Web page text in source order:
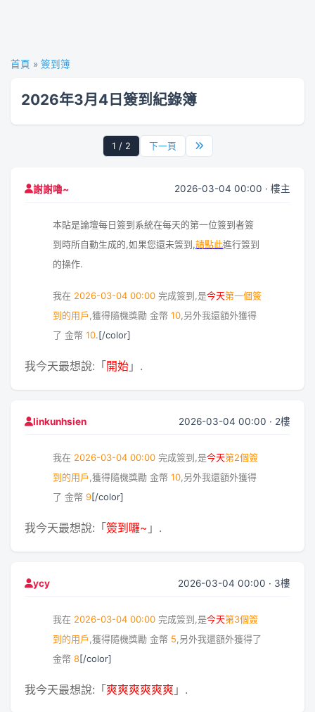
首頁 » 簽到簿
2026年3月4日簽到紀錄簿
1 / 2 下一頁
謝謝嚕~ 2026-03-04 00:00 · 樓主
本貼是論壇每日簽到系統在每天的第一位簽到者簽
到時所自動生成的,如果您還未簽到,請點此進行簽到
的操作.
我在 2026-03-04 00:00 完成簽到,是今天第一個簽
到的用戶 ,獲得隨機獎勵 金幣 10 ,另外我還額外獲得
了 金幣 10.[/color]
我今天最想說:「開始 」.
linkunhsien 2026-03-04 00:00 · 2樓
我在 2026-03-04 00:00 完成簽到,是今天第2個簽
到的用戶 ,獲得隨機獎勵 金幣 10 ,另外我還額外獲得
了 金幣 9[/color]
我今天最想說:「簽到囉~ 」.
ycy 2026-03-04 00:00 · 3樓
我在 2026-03-04 00:00 完成簽到,是今天第3個簽
到的用戶,獲得隨機獎勵 金幣 5,另外我還額外獲得了
金幣 8[/color]
我今天最想說:「 爽爽爽爽爽爽 」.